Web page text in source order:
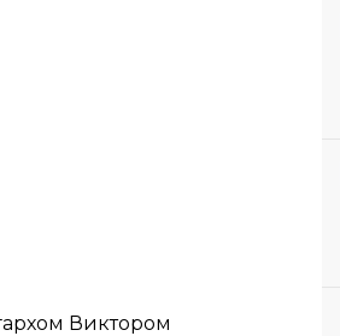
Виктором